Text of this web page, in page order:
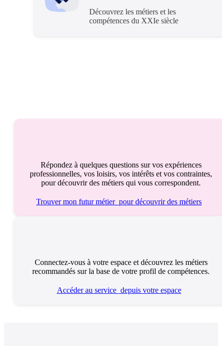
Découvrez les métiers et les
compétences du XXIe siècle
Répondez à quelques questions sur vos expériences
professionnelles, vos loisirs, vos intérêts et vos contraintes,
pour découvrir des métiers qui vous correspondent.
Trouver mon futur métier pour découvrir des métiers
Connectez-vous à votre espace et découvrez les métiers
recommandés sur la base de votre profil de compétences.
Accéder au service depuis votre espace